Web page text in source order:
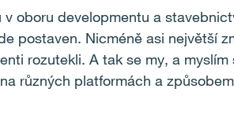
v oboru developmentu a
postaven. Nicméně asi největší
rozutekli. A tak se my, a
různých platformách a